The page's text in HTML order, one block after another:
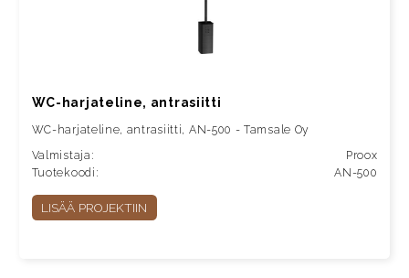
WC-harjateline, antrasiitti
WC-harjateline, antrasiitti, AN-500 - Tamsale Oy
Valmistaja:
Proox
Tuotekoodi:
AN-500
LISÄÄ PROJEKTIIN